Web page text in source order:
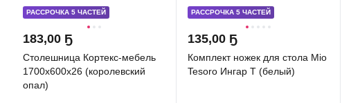
РАССРОЧКА 5 ЧАСТЕЙ
183,00 Ҕ
Столешница Кортекс-мебель
1700x600x26 (королевский
опал)
РАССРОЧКА 5 ЧАСТЕЙ
135,00 Ҕ
Комплект ножек для стола Mio
Tesoro Ингар T (белый)